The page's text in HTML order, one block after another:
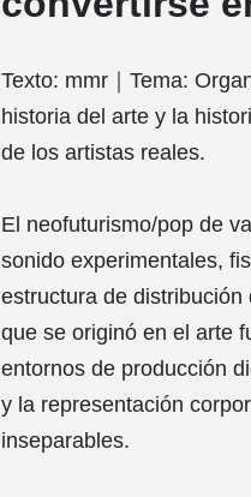
Texto: mmr｜Tema:
historia del arte y la
de los artistas reales.
El neofuturismo/pop de
sonido experimentales,
estructura de distribución
que se originó en el arte
entornos de producción
y la representación
inseparables.